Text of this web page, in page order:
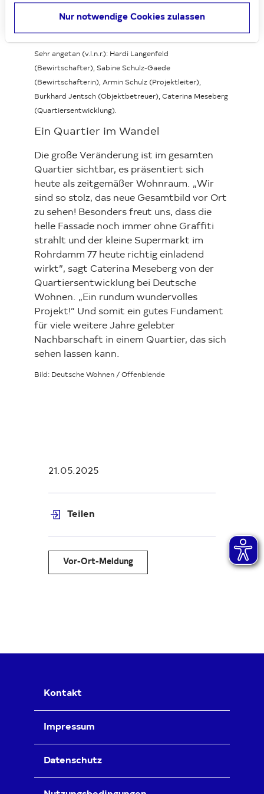
Nur notwendige Cookies zulassen
Sehr angetan (v.l.n.r.): Hardi Langenfeld
(Bewirtschafter), Sabine Schulz-Gaede
(Bewirtschafterin), Armin Schulz (Projektleiter),
Burkhard Jentsch (Objektbetreuer), Caterina Meseberg
(Quartiersentwicklung).
Ein Quartier im Wandel
Die große Veränderung ist im gesamten
Quartier sichtbar, es präsentiert sich
heute als zeitgemäßer Wohnraum. „Wir
sind so stolz, das neue Gesamtbild vor Ort
zu sehen! Besonders freut uns, dass die
helle Fassade noch immer ohne Graffiti
strahlt und der kleine Supermarkt im
Rohrdamm 77 heute richtig einladend
wirkt”, sagt Caterina Meseberg von der
Quartiersentwicklung bei Deutsche
Wohnen. „Ein rundum wundervolles
Projekt!” Und somit ein gutes Fundament
für viele weitere Jahre gelebter
Nachbarschaft in einem Quartier, das sich
sehen lassen kann.
Bild: Deutsche Wohnen / Offenblende
21.05.2025
Teilen
Vor-Ort-Meldung
Kontakt
Impressum
Datenschutz